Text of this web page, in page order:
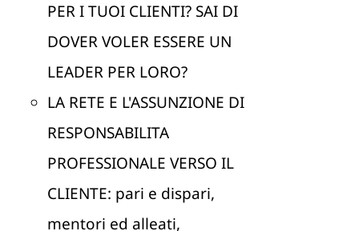
PER I TUOI CLIENTI? SAI DI
DOVER VOLER ESSERE UN
LEADER PER LORO?
LA RETE E L'ASSUNZIONE DI
RESPONSABILITA
PROFESSIONALE VERSO IL
CLIENTE: pari e dispari,
mentori ed alleati,